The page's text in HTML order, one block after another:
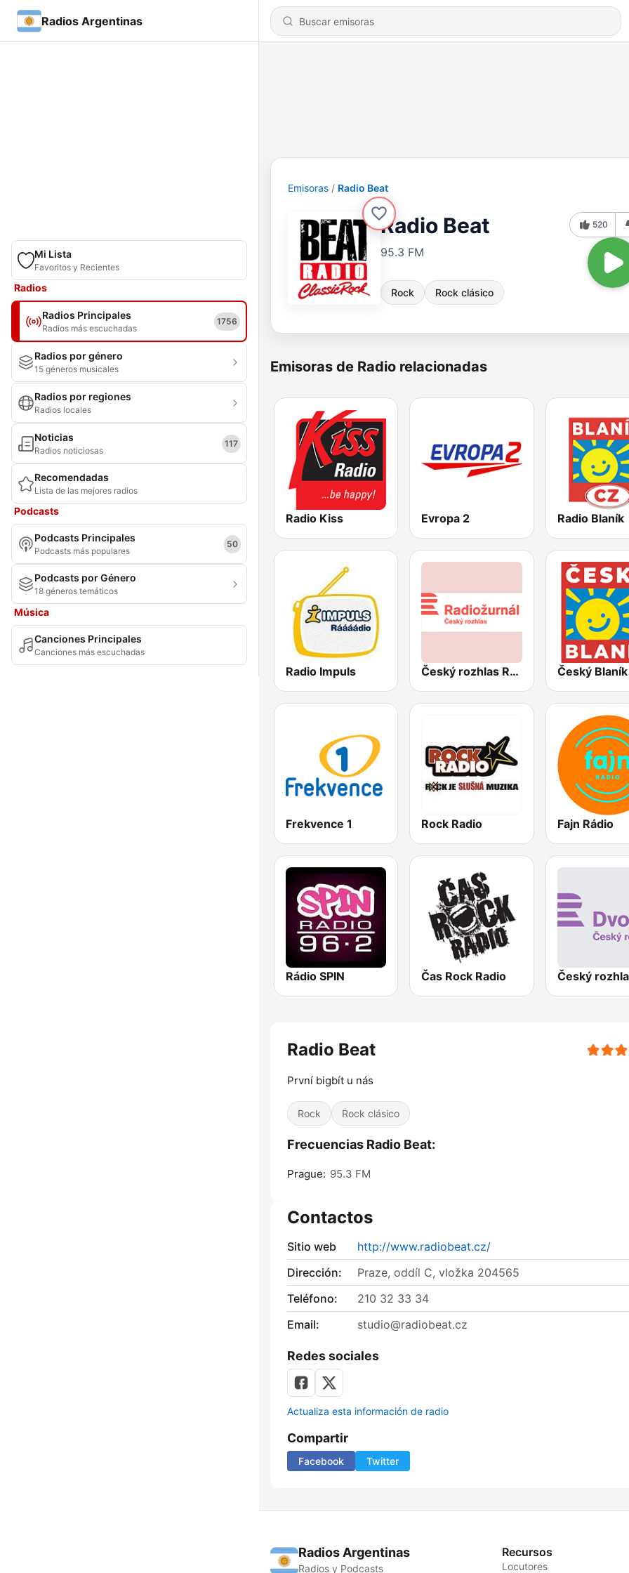
Radios Argentinas
Mi Lista
Favoritos y Recientes
Radios
Radios Principales
Radios más escuchadas
1756
Radios por género
15 géneros musicales
Radios por regiones
Radios locales
Noticias
Radios noticiosas
117
Recomendadas
Lista de las mejores radios
Podcasts
Podcasts Principales
Podcasts más populares
50
Podcasts por Género
18 géneros temáticos
Música
Canciones Principales
Canciones más escuchadas
Emisoras Radio Beat
Radio Beat
95.3 FM
Rock Rock clásico
520
Emisoras de Radio relacionadas
Radio Kiss Evropa 2 Radio Blaník
Radio Impuls Český rozhlas Radiožurnál Český Blaník
Frekvence 1 Rock Radio Fajn Rádio
Rádio SPIN Čas Rock Radio
Radio Beat
První bigbít u nás
Rock Rock clásico
Frecuencias Radio Beat:
Prague: 95.3 FM
Contactos
Sitio web
http://www.radiobeat.cz/
Dirección:
Praze, oddíl C, vložka 204565
Teléfono:
210 32 33 34
Email:
studio@radiobeat.cz
Redes sociales
Actualiza esta información de radio
Compartir
Facebook Twitter
Radios Argentinas
Radios y Podcasts
Recursos
Locutores